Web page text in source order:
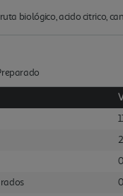
biológico, acido citrico,